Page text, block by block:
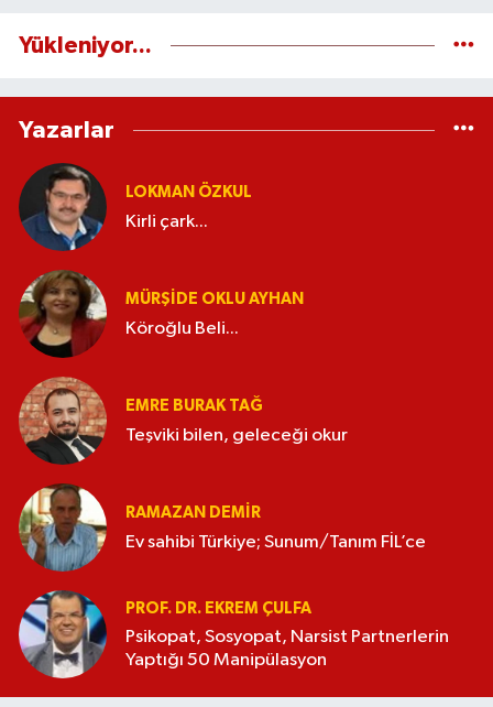
Yükleniyor...
Yazarlar
LOKMAN ÖZKUL
Kirli çark...
MÜRŞIDE OKLU AYHAN
Köroğlu Beli...
EMRE BURAK TAĞ
Teşviki bilen, geleceği okur
RAMAZAN DEMİR
Ev sahibi Türkiye; Sunum/Tanım FİL’ce
PROF. DR. EKREM ÇULFA
Psikopat, Sosyopat, Narsist Partnerlerin
Yaptığı 50 Manipülasyon